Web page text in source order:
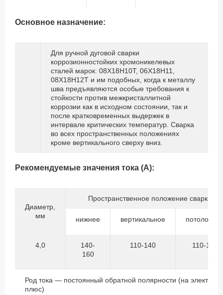
Основное назначение:
Для ручной дуговой сварки
коррозионностойких хромоникелевых
сталей марок: 08Х18Н10Т, 06Х18Н11,
08Х18Н12Т и им подобных, когда к металлу
шва предъявляются особые требования к
стойкости против межкристаллитной
коррозии как в исходном состоянии, так и
после кратковременных выдержек в
интервале критических температур. Сварка
во всех пространственных положениях
кроме вертикального сверху вниз.
Рекомендуемые значения тока (А):
Диаметр,
мм
Пространственное положение сварки
нижнее вертикальное
4,0
140-
160
110-140 110-140
Род тока — постоянный обратной полярности (на
плюс)